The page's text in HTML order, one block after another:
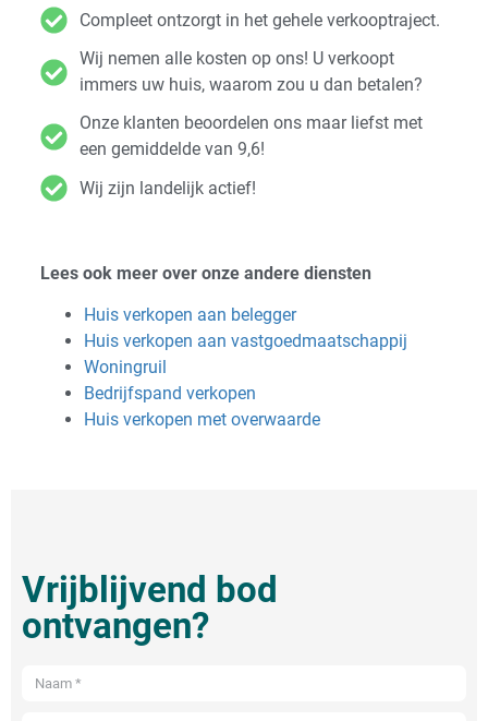
Compleet ontzorgt in het gehele verkooptraject.
Wij nemen alle kosten op ons! U verkoopt
immers uw huis, waarom zou u dan betalen?
Onze klanten beoordelen ons maar liefst met
een gemiddelde van 9,6!
Wij zijn landelijk actief!
Lees ook meer over onze andere diensten
Huis verkopen aan belegger
Huis verkopen aan vastgoedmaatschappij
Woningruil
Bedrijfspand verkopen
Huis verkopen met overwaarde
Vrijblijvend bod
ontvangen?